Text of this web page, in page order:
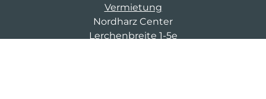
Vermietung
Nordharz Center
Lerchenbreite 1-5e